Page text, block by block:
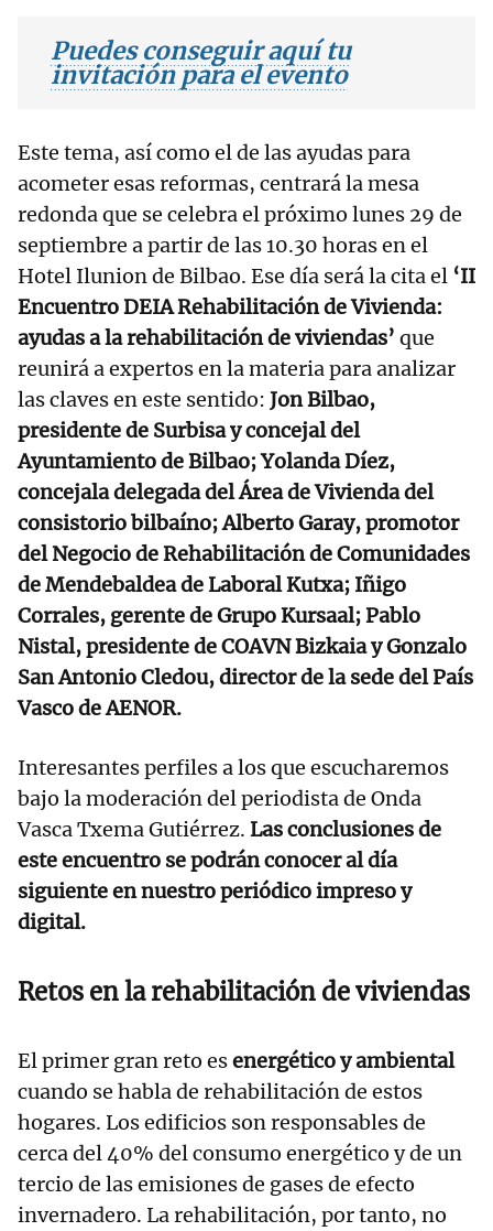
Puedes conseguir aquí tu
invitación para el evento
Este tema, así como el de las ayudas para
acometer esas reformas, centrará la mesa
redonda que se celebra el próximo lunes 29 de
septiembre a partir de las 10.30 horas en el
Hotel Ilunion de Bilbao. Ese día será la cita el ‘II
Encuentro DEIA Rehabilitación de Vivienda:
ayudas a la rehabilitación de viviendas’ que
reunirá a expertos en la materia para analizar
las claves en este sentido: Jon Bilbao,
presidente de Surbisa y concejal del
Ayuntamiento de Bilbao; Yolanda Díez,
concejala delegada del Área de Vivienda del
consistorio bilbaíno; Alberto Garay, promotor
del Negocio de Rehabilitación de Comunidades
de Mendebaldea de Laboral Kutxa; Iñigo
Corrales, gerente de Grupo Kursaal; Pablo
Nistal, presidente de COAVN Bizkaia y Gonzalo
San Antonio Cledou, director de la sede del País
Vasco de AENOR.
Interesantes perfiles a los que escucharemos
bajo la moderación del periodista de Onda
Vasca Txema Gutiérrez. Las conclusiones de
este encuentro se podrán conocer al día
siguiente en nuestro periódico impreso y
digital.
Retos en la rehabilitación de viviendas
El primer gran reto esenergético y ambiental
cuando se habla de rehabilitación de estos
hogares. Los edificios son responsables de
cerca del 40% del consumo energético y de un
tercio de las emisiones de gases de efecto
invernadero. La rehabilitación, por tanto, no